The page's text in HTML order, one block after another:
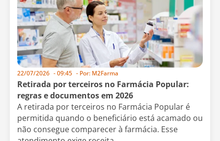
22/07/2026 -09:45 - Por: M2Farma
Retirada por terceiros no Farmácia Popular:
regras e documentos em 2026
A retirada por terceiros no Farmácia Popular é
permitida quando o beneficiário está acamado ou
não consegue comparecer à farmácia. Esse